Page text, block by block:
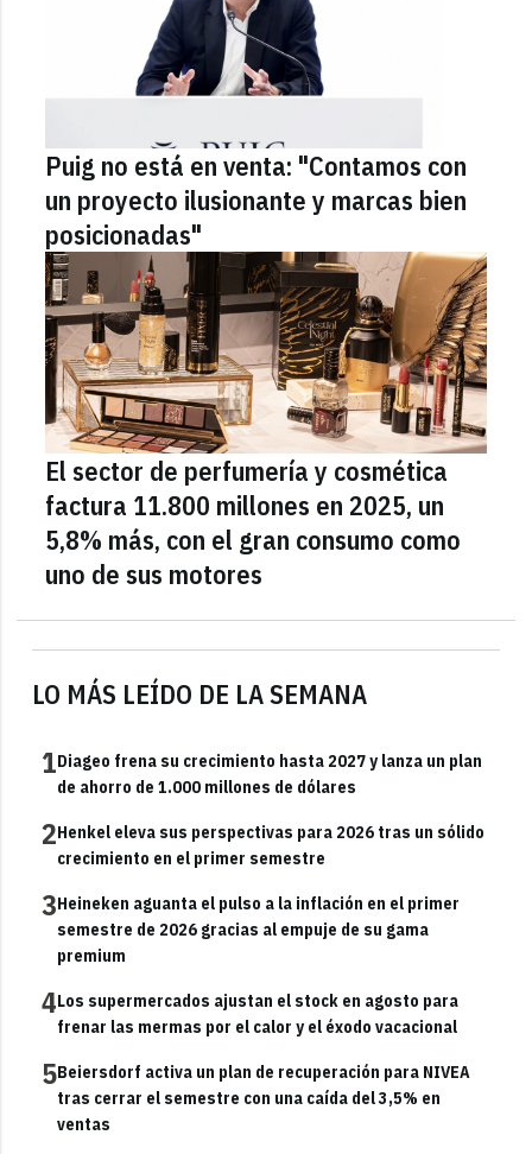
LO MÁS LEÍDO DE LA SEMANA
1Diageo frena su crecimiento hasta 2027 y lanza un plan
de ahorro de 1.000 millones de dólares
2Henkel eleva sus perspectivas para 2026 tras un sólido
crecimiento en el primer semestre
3Heineken aguanta el pulso a la inflación en el primer
semestre de 2026 gracias al empuje de su gama
premium
4Los supermercados ajustan el stock en agosto para
frenar las mermas por el calor y el éxodo vacacional
5Beiersdorf activa un plan de recuperación para NIVEA
tras cerrar el semestre con una caída del 3,5% en
ventas
Puig no está en venta: "Contamos con
un proyecto ilusionante y marcas bien
posicionadas"
El sector de perfumería y cosmética
factura 11.800 millones en 2025, un
5,8% más, con el gran consumo como
uno de sus motores